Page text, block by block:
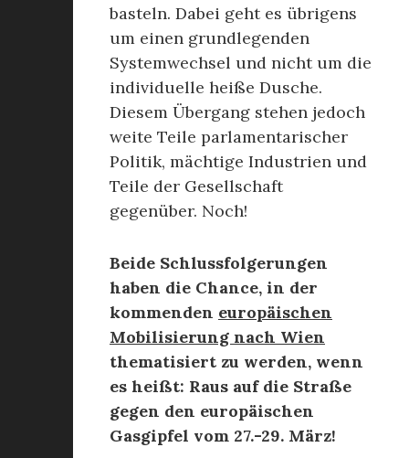
basteln. Dabei geht es übrigens
um einen grundlegenden
Systemwechsel und nicht um die
individuelle heiße Dusche.
Diesem Übergang stehen jedoch
weite Teile parlamentarischer
Politik, mächtige Industrien und
Teile der Gesellschaft
gegenüber. Noch!
Beide Schlussfolgerungen
haben die Chance, in der
kommenden europäischen
Mobilisierung nach Wien
thematisiert zu werden, wenn
es heißt: Raus auf die Straße
gegen den europäischen
Gasgipfel vom 27.-29. März!